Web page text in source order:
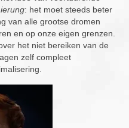
: het moet steeds beter
van alle grootse dromen
en op onze eigen grenzen.
het niet bereiken van de
zelf compleet